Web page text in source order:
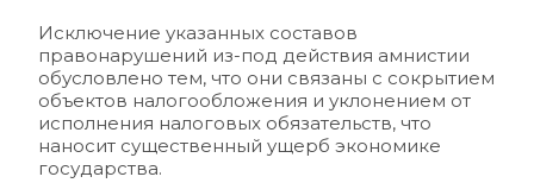
Исключение указанных составов
правонарушений из-под действия амнистии
обусловлено тем, что они связаны с сокрытием
объектов налогообложения и уклонением от
исполнения налоговых обязательств, что
наносит существенный ущерб экономике
государства.